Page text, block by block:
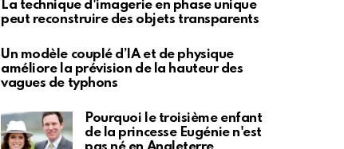
La technique d'imagerie en phase unique
peut reconstruire des objets transparents
Un modèle couplé d’IA et de physique
améliore la prévision de la hauteur des
vagues de typhons
Pourquoi le troisième enfant
de la princesse Eugénie n'est